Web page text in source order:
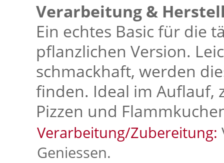
Verarbeitung &
Ein echtes Basic für die
pflanzlichen Version.
schmackhaft, werden
finden. Ideal im Auflauf,
Pizzen und
Verarbeitung/Zubereitung:
Geniessen.